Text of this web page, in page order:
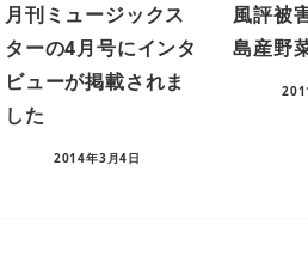
月刊ミュージックス
ターの4月号にインタ
ビューが掲載されま
した
2014年3月4日
風評被
島産野